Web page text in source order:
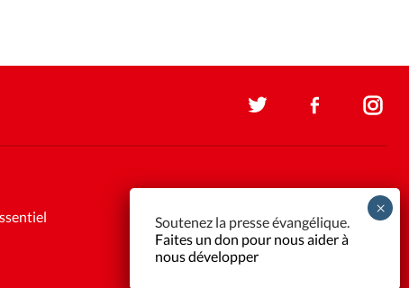
Soutenez la presse évangélique.
Faites un don pour nous aider à
nous développer